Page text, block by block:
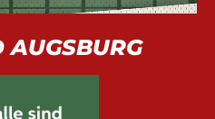
AUGSBURG